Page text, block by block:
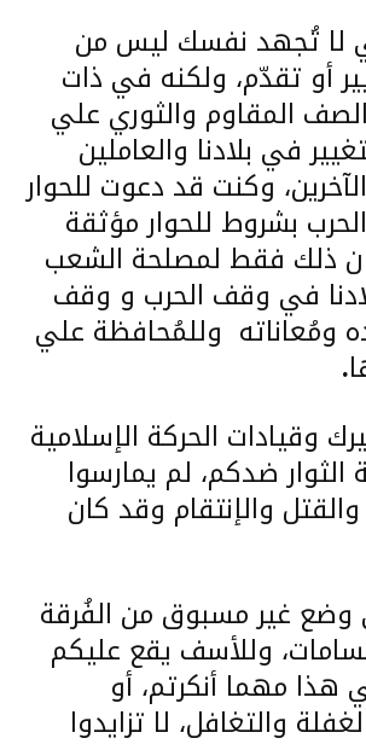
تُجهد نفسك ليس من
أو تقدّم، ولكنه في ذات
المقاوم والثوري علي
في بلادنا والعاملين
وكنت قد دعوت للحوار
بشروط للحوار مؤثقة
ذلك فقط لمصلحة الشعب
في وقف الحرب و وقف
ومُعاناته وللمُحافظة علي
.
وقيادات الحركة الإسلامية
ضدكم، لم يمارسوا
والإنتقام وقد كان
وضع غير مسبوق من الفُرقة
وللأسف يقع عليكم
هذا مهما أنكرتم، أو
والتغافل، لا تزايدوا